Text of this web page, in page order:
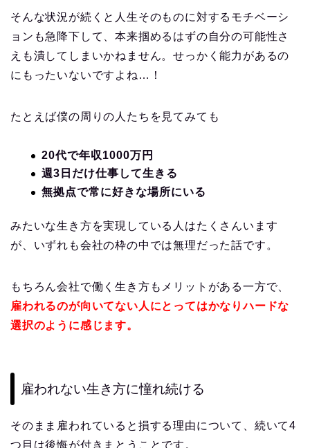
そんな状況が続くと人生そのものに対するモチベーシ
ョンも急降下して、本来掴めるはずの自分の可能性さ
えも潰してしまいかねません。せっかく能力があるの
にもったいないですよね…！
たとえば僕の周りの人たちを見てみても
20代で年収1000万円
週3日だけ仕事して生きる
無拠点で常に好きな場所にいる
みたいな生き方を実現している人はたくさんいます
が、いずれも会社の枠の中では無理だった話です。
もちろん会社で働く生き方もメリットがある一方で、
雇われるのが向いてない人にとってはかなりハードな
選択のように感じます。
雇われない生き方に憧れ続ける
そのまま雇われていると損する理由について、続いて4
つ目は後悔が付きまとうことです。